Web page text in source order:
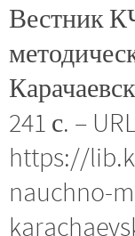
Вестник
241 с. –
https://
nauchno-